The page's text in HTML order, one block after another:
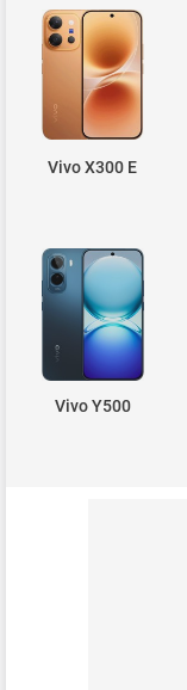
Vivo X300 E
Vivo Y500